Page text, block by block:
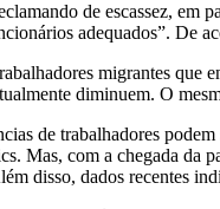
de escassez,
adequados”. De
migrantes
diminuem. O
de trabalhadores
Mas, com a chegada da
disso, dados recentes